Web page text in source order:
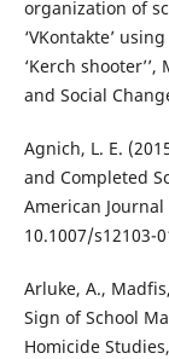
organization of
‘VKontakte’
‘Kerch
and Social
Agnich, L. E.
and Completed
American
10.1007/s12103-
Arluke, A.,
Sign of School
Homicide